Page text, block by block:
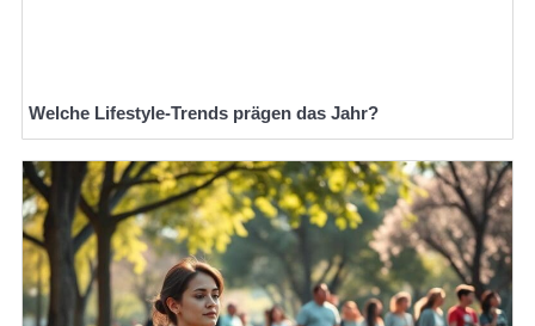
Welche Lifestyle-Trends prägen das Jahr?